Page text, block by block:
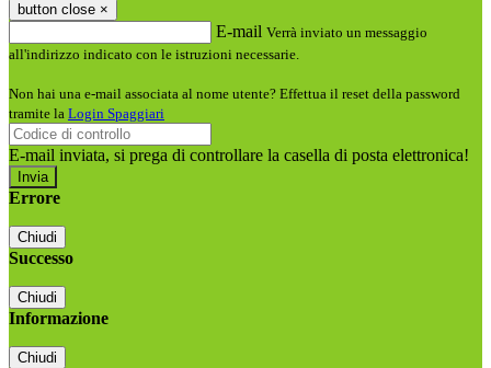
button close ×
E-mail Verrà inviato un messaggio
all'indirizzo indicato con le istruzioni necessarie.
Non hai una e-mail associata al nome utente? Effettua il reset della password
tramite la Login Spaggiari
E-mail inviata, si prega di controllare la casella di posta elettronica!
Errore
Chiudi
Successo
Chiudi
Informazione
Chiudi